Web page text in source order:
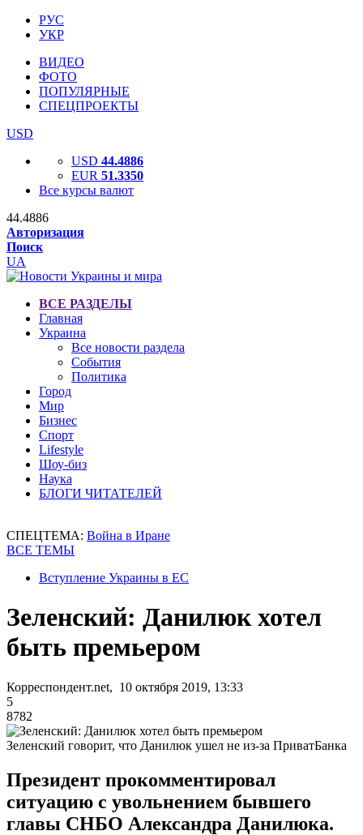
РУС
УКР
ВИДЕО
ФОТО
ПОПУЛЯРНЫЕ
СПЕЦПРОЕКТЫ
USD
USD 44.4886
EUR 51.3350
Все курсы валют
44.4886
Авторизация
Поиск
UA
ВСЕ РАЗДЕЛЫ
Главная
Украина
Все новости раздела
События
Политика
Город
Мир
Бизнес
Спорт
Lifestyle
Шоу-биз
Наука
БЛОГИ ЧИТАТЕЛЕЙ
СПЕЦТЕМА: Война в Иране
ВСЕ ТЕМЫ
Вступление Украины в ЕС
Зеленский: Данилюк хотел
быть премьером
Корреспондент.net, 10 октября 2019, 13:33
5
8782
Зеленский говорит, что Данилюк ушел не из-за ПриватБанка
Президент прокомментировал
ситуацию с увольнением бывшего
главы СНБО Александра Данилюка.